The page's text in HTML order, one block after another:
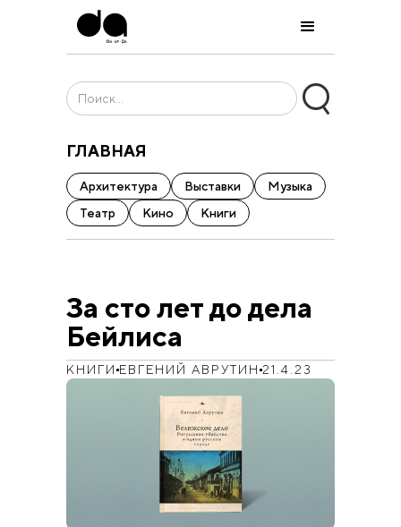
ГЛАВНАЯ
Архитектура Выставки
Музыка
Театр
Кино Книги
За сто лет до дела
Бейлиса
КНИГИ ЕВГЕНИЙ АВРУТИН 21.4.23